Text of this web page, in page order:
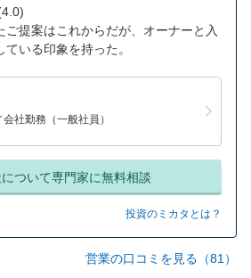
ご提案はこれからだが、オーナーと入
いる印象を持った。
社勤務（一般社員）
ついて専門家に無料相談
投資のミカタとは？
営業の口コミを見る（81）